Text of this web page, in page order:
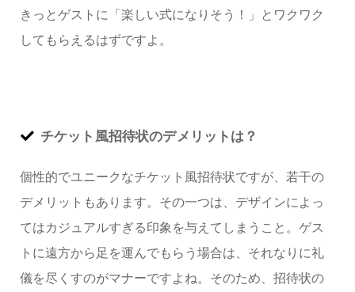
きっとゲストに「楽しい式になりそう！」とワクワク
してもらえるはずですよ。
チケット風招待状のデメリットは？
個性的でユニークなチケット風招待状ですが、若干の
デメリットもあります。その一つは、デザインによっ
てはカジュアルすぎる印象を与えてしまうこと。ゲス
トに遠方から足を運んでもらう場合は、それなりに礼
儀を尽くすのがマナーですよね。そのため、招待状の